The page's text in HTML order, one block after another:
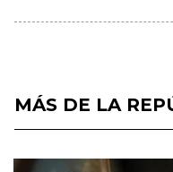
MÁS DE LA